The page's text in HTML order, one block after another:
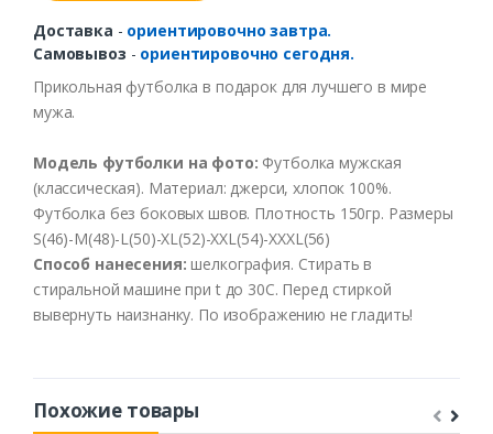
Доставка - ориентировочно завтра.
Самовывоз - ориентировочно сегодня.
Прикольная футболка в подарок для лучшего в мире
мужа.
Модель футболки на фото: Футболка мужская
(классическая). Материал: джерси, хлопок 100%.
Футболка без боковых швов. Плотность 150гр. Размеры
S(46)-M(48)-L(50)-XL(52)-XXL(54)-XXXL(56)
Способ нанесения:шелкография. Стирать в
стиральной машине при t до 30С. Перед стиркой
вывернуть наизнанку. По изображению не гладить!
Похожие товары